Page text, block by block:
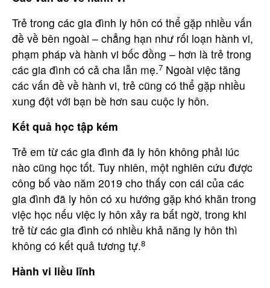
Trẻ trong các gia đình ly hôn có thể gặp nhiều vấn
đề về bên ngoài – chẳng hạn như rối loạn hành vi,
phạm pháp và hành vi bốc đồng – hơn là trẻ trong
các gia đình có cả cha lẫn mẹ.7 Ngoài việc tăng
các vấn đề về hành vi, trẻ cũng có thể gặp nhiều
xung đột với bạn bè hơn sau cuộc ly hôn.
Kết quả học tập kém
Trẻ em từ các gia đình đã ly hôn không phải lúc
nào cũng học tốt. Tuy nhiên, một nghiên cứu được
công bố vào năm 2019 cho thấy con cái của các
gia đình đã ly hôn có xu hướng gặp khó khăn trong
việc học nếu việc ly hôn xảy ra bất ngờ, trong khi
trẻ từ các gia đình có nhiều khả năng ly hôn thì
không có kết quả tương tự.8
Hành vi liều lĩnh